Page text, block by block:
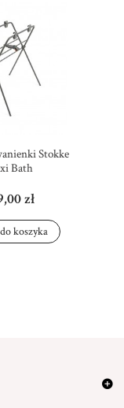
Stokke
Bath
zł
koszyka